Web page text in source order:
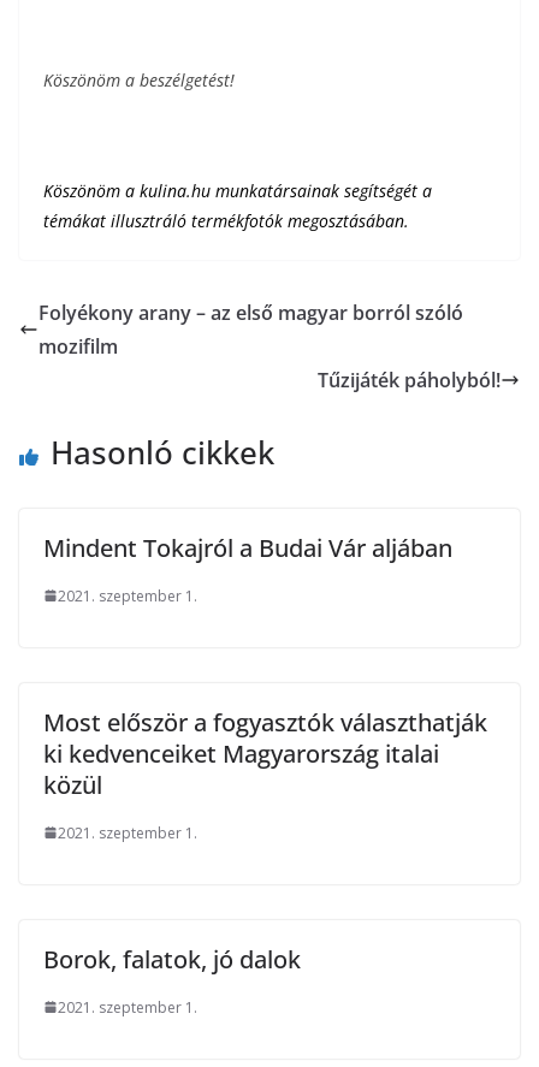
Köszönöm a beszélgetést!
Köszönöm a kulina.hu munkatársainak segítségét a
témákat illusztráló termékfotók megosztásában.
Folyékony arany – az első magyar borról szóló
mozifilm
Tűzijáték páholyból!
Hasonló cikkek
Mindent Tokajról a Budai Vár aljában
2021. szeptember 1.
Most először a fogyasztók választhatják
ki kedvenceiket Magyarország italai
közül
2021. szeptember 1.
Borok, falatok, jó dalok
2021. szeptember 1.